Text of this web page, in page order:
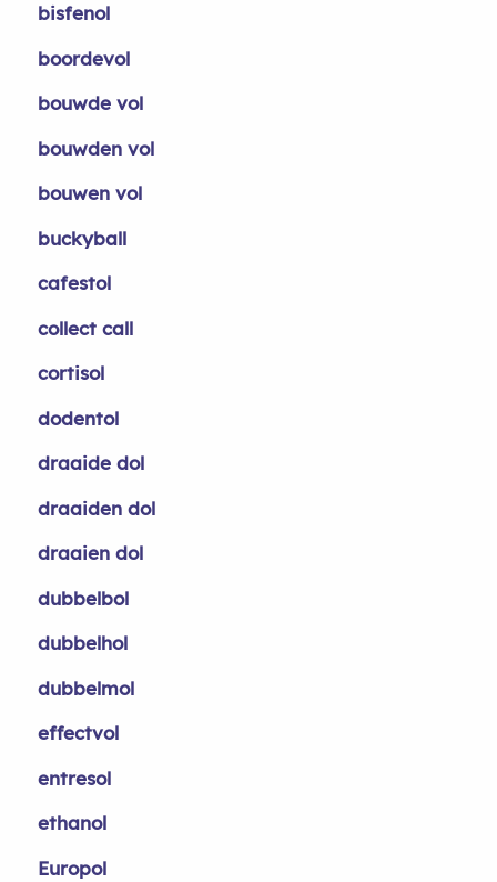
bisfenol
boordevol
bouwde vol
bouwden vol
bouwen vol
buckyball
cafestol
collect call
cortisol
dodentol
draaide dol
draaiden dol
draaien dol
dubbelbol
dubbelhol
dubbelmol
effectvol
entresol
ethanol
Europol